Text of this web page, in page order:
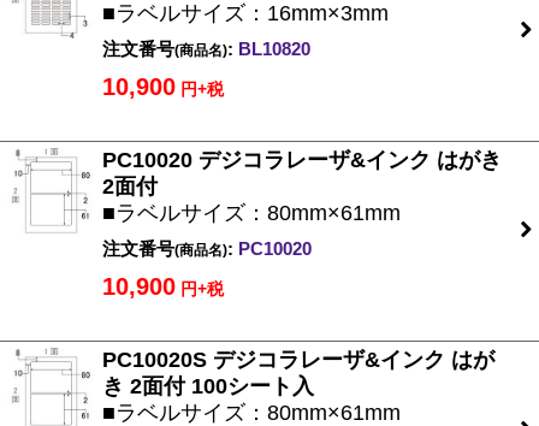
■ラベルサイズ：16mm×3mm
注文番号(商品名): BL10820
10,900 円+税
PC10020 デジコラレーザ&インク はがき
2面付
■ラベルサイズ：80mm×61mm
注文番号(商品名): PC10020
10,900 円+税
PC10020S デジコラレーザ&インク はが
き 2面付 100シート入
■ラベルサイズ：80mm×61mm